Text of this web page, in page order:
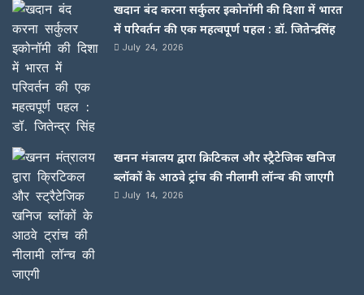
खदान बंद करना सर्कुलर इकोनॉमी की दिशा में भारत
में परिवर्तन की एक महत्वपूर्ण पहल : डॉ. जितेन्द्र सिंह
July 24, 2026
खनन मंत्रालय द्वारा क्रिटिकल और स्ट्रैटेजिक खनिज
ब्लॉकों के आठवे ट्रांच की नीलामी लॉन्च की जाएगी
July 14, 2026